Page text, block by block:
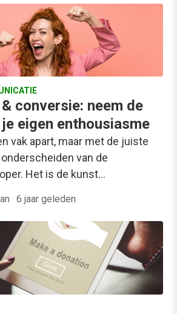
conversie: neem de
je eigen enthousiasme
vak apart, maar met de juiste
van de
Het is de kunst…
· 6 jaar geleden